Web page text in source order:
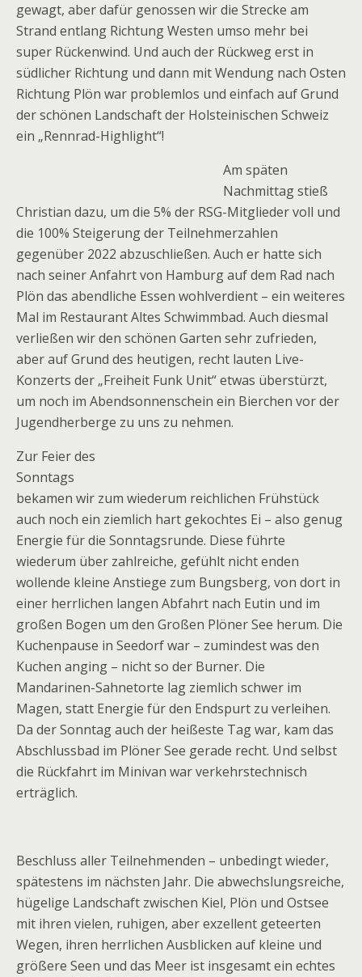
gewagt, aber dafür genossen wir die Strecke am
Strand entlang Richtung Westen umso mehr bei
super Rückenwind. Und auch der Rückweg erst in
südlicher Richtung und dann mit Wendung nach Osten
Richtung Plön war problemlos und einfach auf Grund
der schönen Landschaft der Holsteinischen Schweiz
ein „Rennrad-Highlight“!
Am späten
Nachmittag stieß
Christian dazu, um die 5% der RSG-Mitglieder voll und
die 100% Steigerung der Teilnehmerzahlen
gegenüber 2022 abzuschließen. Auch er hatte sich
nach seiner Anfahrt von Hamburg auf dem Rad nach
Plön das abendliche Essen wohlverdient – ein weiteres
Mal im Restaurant Altes Schwimmbad. Auch diesmal
verließen wir den schönen Garten sehr zufrieden,
aber auf Grund des heutigen, recht lauten Live-
Konzerts der „Freiheit Funk Unit“ etwas überstürzt,
um noch im Abendsonnenschein ein Bierchen vor der
Jugendherberge zu uns zu nehmen.
Zur Feier des
Sonntags
bekamen wir zum wiederum reichlichen Frühstück
auch noch ein ziemlich hart gekochtes Ei – also genug
Energie für die Sonntagsrunde. Diese führte
wiederum über zahlreiche, gefühlt nicht enden
wollende kleine Anstiege zum Bungsberg, von dort in
einer herrlichen langen Abfahrt nach Eutin und im
großen Bogen um den Großen Plöner See herum. Die
Kuchenpause in Seedorf war – zumindest was den
Kuchen anging – nicht so der Burner. Die
Mandarinen-Sahnetorte lag ziemlich schwer im
Magen, statt Energie für den Endspurt zu verleihen.
Da der Sonntag auch der heißeste Tag war, kam das
Abschlussbad im Plöner See gerade recht. Und selbst
die Rückfahrt im Minivan war verkehrstechnisch
erträglich.
Beschluss aller Teilnehmenden – unbedingt wieder,
spätestens im nächsten Jahr. Die abwechslungsreiche,
hügelige Landschaft zwischen Kiel, Plön und Ostsee
mit ihren vielen, ruhigen, aber exzellent geteerten
Wegen, ihren herrlichen Ausblicken auf kleine und
größere Seen und das Meer ist insgesamt ein echtes